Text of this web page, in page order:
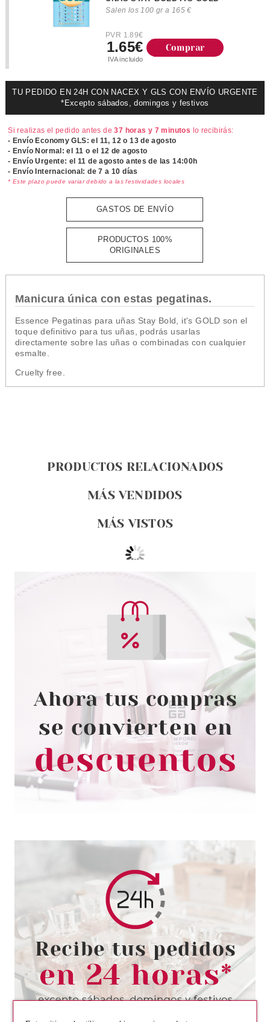
Salen los 100 gr a 165 €
PVR 1.89€
1.65€
IVA incluido
Comprar
TU PEDIDO EN 24H CON NACEX Y GLS CON ENVÍO URGENTE
*Excepto sábados, domingos y festivos
Si realizas el pedido antes de37 horas y 7 minutos lo recibirás:
- Envío Economy GLS: el 11, 12 o 13 de agosto
- Envío Normal: el 11 o el 12 de agosto
- Envío Urgente: el11 de agosto antes de las 14:00h
- Envío Internacional: de 7 a 10 días
* Este plazo puede variar debido a las festividades locales
GASTOS DE ENVÍO
PRODUCTOS 100%
ORIGINALES
Manicura única con estas pegatinas.
Essence Pegatinas para uñas Stay Bold, it's GOLD son el
toque definitivo para tus uñas, podrás usarlas
directamente sobre las uñas o combinadas con cualquier
esmalte.
Cruelty free.
PRODUCTOS RELACIONADOS
MÁS VENDIDOS
MÁS VISTOS
ESSENCE
ESSENCE GEL NAIL COLOUR
ESMALTE DE UÑAS 23
TANGERINE AHEAD!
Pvr 1.99€
-17%
desde
1.65€
ESSENCE
ESSENCE GEL NAIL COLOUR
ESMALTE DE UÑAS 73
ESMERALD ENERGY
Pvr 1.99€
-15%
desde
1.70€